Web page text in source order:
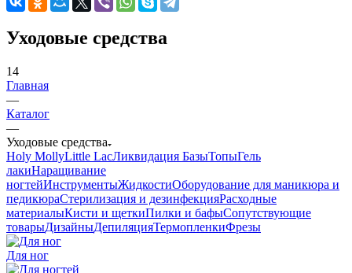
Уходовые средства
14
Главная
—
Каталог
—
Уходовые средства
Holy MollyLittle LacЛиквидация БазыТопыГель
лакиНаращивание
ногтейИнструментыЖидкостиОборудование для маникюра и
педикюраСтерилизация и дезинфекцияРасходные
материалыКисти и щеткиПилки и бафыСопутствующие
товарыДизайныДепиляцияТермопленкиФрезы
Для ног